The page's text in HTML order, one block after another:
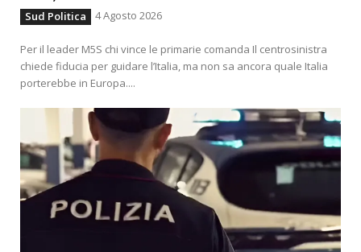
Sud Politica 4 Agosto 2026
Per il leader M5S chi vince le primarie comanda Il centrosinistra
chiede fiducia per guidare l’Italia, ma non sa ancora quale Italia
porterebbe in Europa....